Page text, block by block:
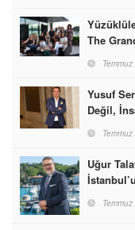
The
Yusuf
Değil,
Uğur